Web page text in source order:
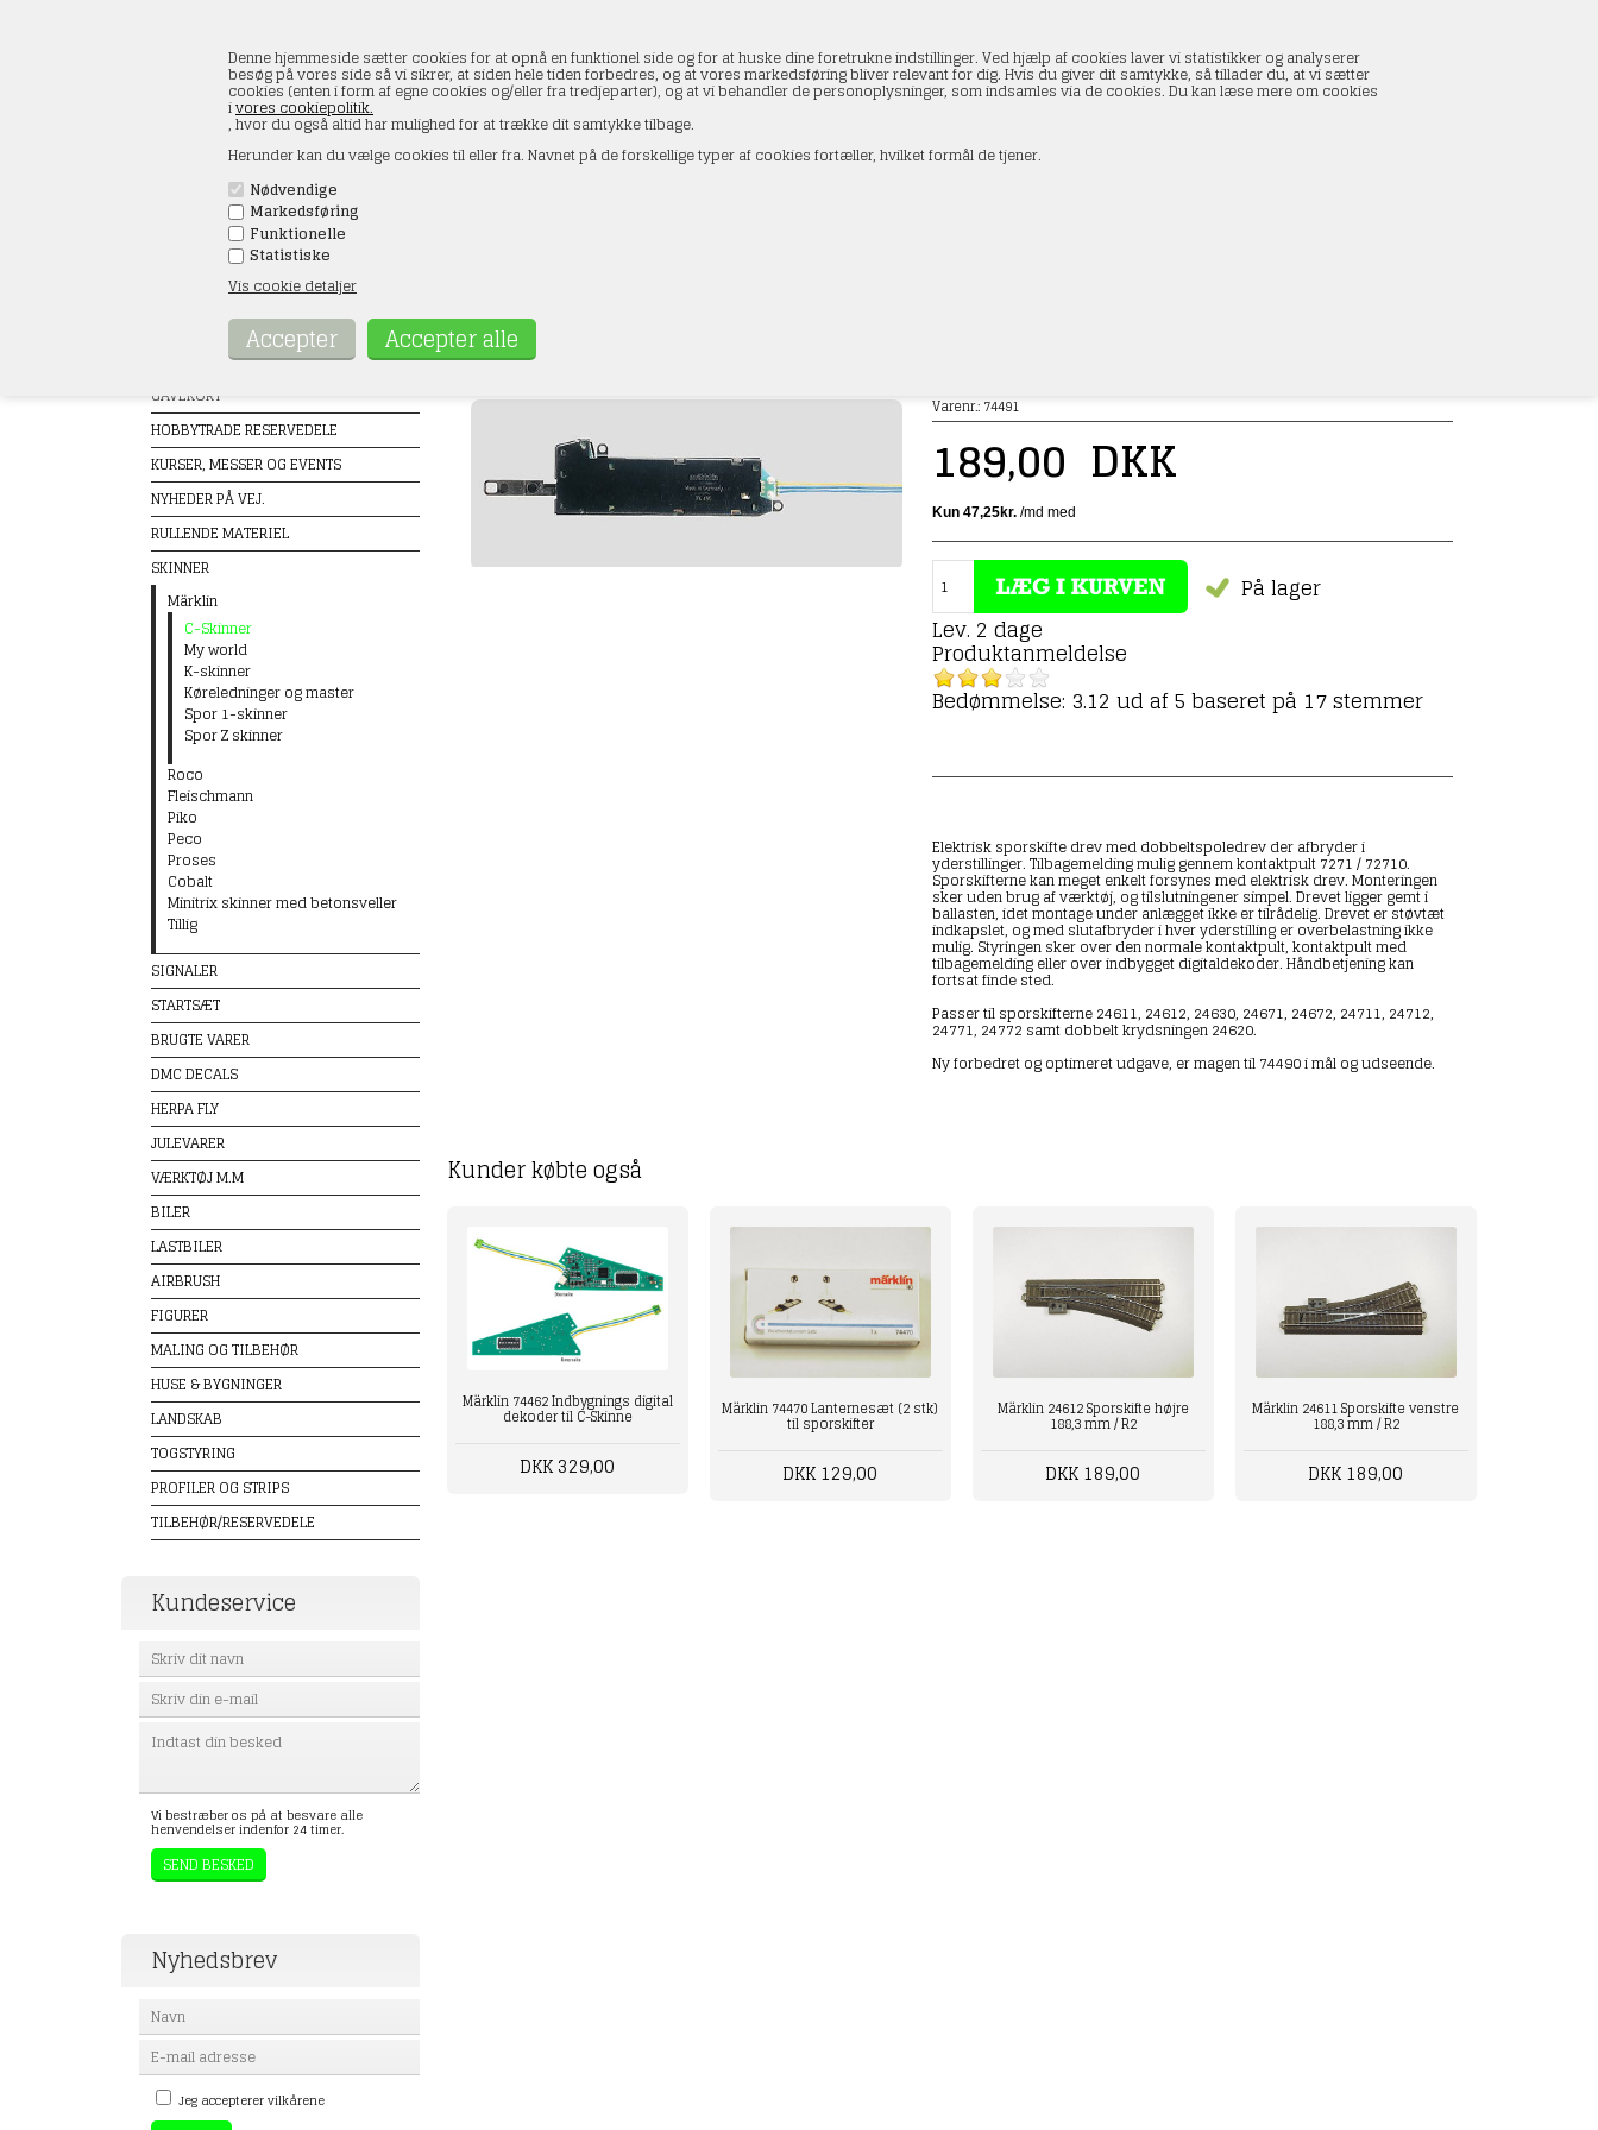
Denne hjemmeside sætter cookies for at opnå en funktionel side og for at huske dine foretrukne indstillinger. Ved hjælp af cookies laver vi statistikker og analyserer
besøg på vores side så vi sikrer, at siden hele tiden forbedres, og at vores markedsføring bliver relevant for dig. Hvis du giver dit samtykke, så tillader du, at vi sætter
cookies (enten i form af egne cookies og/eller fra tredjeparter), og at vi behandler de personoplysninger, som indsamles via de cookies. Du kan læse mere om cookies
ivores cookiepolitik.
, hvor du også altid har mulighed for at trække dit samtykke tilbage.
Herunder kan du vælge cookies til eller fra. Navnet på de forskellige typer af cookies fortæller, hvilket formål de tjener.
Nødvendige
Markedsføring
Funktionelle
Statistiske
Vis cookie detaljer
0 vare(r) i kurven
I alt:
ÅBNINGSTIDER
Produkter
GAVEKORT
HOBBYTRADE RESERVEDELE
KURSER, MESSER OG EVENTS
NYHEDER PÅ VEJ.
RULLENDE MATERIEL
SKINNER
Märklin
C-Skinner
My world
K-skinner
Køreledninger og master
Spor 1-skinner
Spor Z skinner
Roco
Fleischmann
Piko
Peco
Proses
Cobalt
Minitrix skinner med betonsveller
Tillig
SIGNALER
STARTSÆT
BRUGTE VARER
DMC DECALS
HERPA FLY
JULEVARER
VÆRKTØJ M.M
BILER
LASTBILER
AIRBRUSH
FIGURER
MALING OG TILBEHØR
HUSE & BYGNINGER
LANDSKAB
TOGSTYRING
PROFILER OG STRIPS
TILBEHØR/RESERVEDELE
Kundeservice
Vi bestræber os på at besvare alle
henvendelser indenfor 24 timer.
Nyhedsbrev
Jeg accepterer vilkårene
Forside»
Varenr.: 74491
189,00 DKK
På lager
Lev. 2 dage
Produktanmeldelse
Bedømmelse: 3.12 ud af 5 baseret på 17stemmer
Elektrisk sporskifte drev med dobbeltspoledrev der afbryder i
yderstillinger. Tilbagemelding mulig gennem kontaktpult 7271 / 72710.
Sporskifterne kan meget enkelt forsynes med elektrisk drev. Monteringen
sker uden brug af værktøj, og tilslutningener simpel. Drevet ligger gemt i
ballasten, idet montage under anlægget ikke er tilrådelig. Drevet er støvtæt
indkapslet, og med slutafbryder i hver yderstilling er overbelastning ikke
mulig. Styringen sker over den normale kontaktpult, kontaktpult med
tilbagemelding eller over indbygget digitaldekoder. Håndbetjening kan
fortsat finde sted.
Passer til sporskifterne 24611, 24612, 24630, 24671, 24672, 24711, 24712,
24771, 24772 samt dobbelt krydsningen 24620.
Ny forbedret og optimeret udgave, er magen til 74490 i mål og udseende.
Kunder købte også
Märklin 74462 Indbygnings digital
dekoder til C-Skinne
DKK 329,00
Märklin 74470 Lanternesæt (2 stk)
til sporskifter
DKK 129,00
Märklin 24612 Sporskifte højre
188,3 mm / R2
DKK 189,00
Märklin 24611 Sporskifte venstre
188,3 mm / R2
DKK 189,00